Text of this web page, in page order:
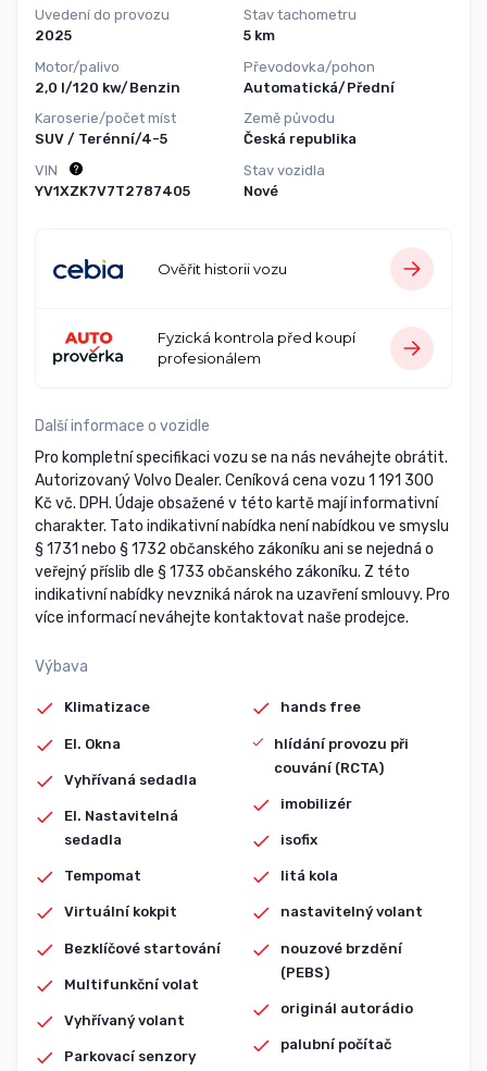
Uvedení do provozu
2025
Motor/palivo
2,0 l/120 kw/Benzin
Karoserie/počet míst
SUV / Terénní/4-5
Stav tachometru
5 km
Převodovka/pohon
Automatická/Přední
Země původu
Česká republika
VIN
YV1XZK7V7T2787405
Stav vozidla
Nové
Ověřit historii vozu
Fyzická kontrola před koupí
profesionálem
Další informace o vozidle
Pro kompletní specifikaci vozu se na nás neváhejte obrátit.
Autorizovaný Volvo Dealer. Ceníková cena vozu 1 191 300
Kč vč. DPH. Údaje obsažené v této kartě mají informativní
charakter. Tato indikativní nabídka není nabídkou ve smyslu
§ 1731 nebo § 1732 občanského zákoníku ani se nejedná o
veřejný příslib dle § 1733 občanského zákoníku. Z této
indikativní nabídky nevzniká nárok na uzavření smlouvy. Pro
více informací neváhejte kontaktovat naše prodejce.
Výbava
Klimatizace
El. Okna
Vyhřívaná sedadla
El. Nastavitelná
sedadla
Tempomat
Virtuální kokpit
Bezklíčové startování
Multifunkční volat
Vyhřívaný volant
Parkovací senzory
hands free
hlídání provozu při
couvání (RCTA)
imobilizér
isofix
litá kola
nastavitelný volant
nouzové brzdění
(PEBS)
originál autorádio
palubní počítač